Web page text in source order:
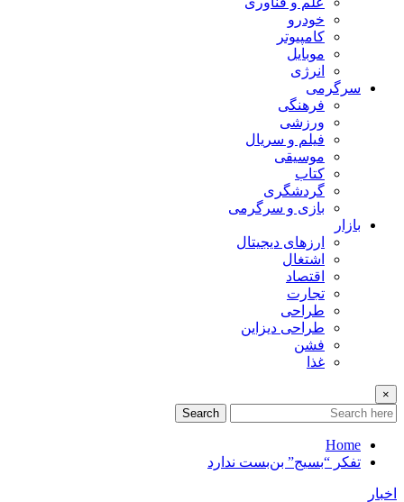
خودرو
کامپیوتر
موبایل
انرژی
سرگرمی
فرهنگی
ورزشی
فیلم و سریال
موسیقی
کتاب
گردشگری
بازی و سرگرمی
بازار
ارزهای دیجیتال
اشتغال
اقتصاد
تجارت
طراحی
طراحی دیزاین
فشن
غذا
×
Search
Home
تفکر “بسیج” بن‌بست ندارد
اخبار